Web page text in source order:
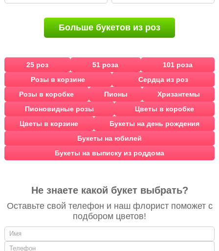
Больше букетов из роз
25 роз 51 роза
101 роза
Розы в корзине
Сердца из роз
Розы в коробке
Пионы
Хризантемы
Пионовидные розы
Цветы в коробке
Цветы в корзине
Букеты на день рождения
Букеты на юбилей
Букеты на выписку из роддома
Не знаете какой букет выбрать?
Оставьте свой телефон и наш флорист поможет с
подбором цветов!